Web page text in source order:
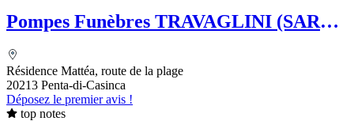
Pompes Funèbres TRAVAGLINI (SARL)
TRAVAGLINI
Résidence Mattéa, route de la plage
20213 Penta-di-Casinca
Déposez le premier avis !
top notes